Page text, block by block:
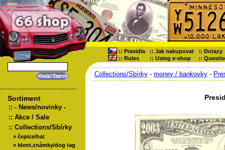
:: Pravidla :: Jak nakupovat :: Dotazy
:: Rules :: Using e-shop ::
Sortiment
:: - News/novinky -
:: Akce / Sale
:: Collections/Sbírky
» čepice/hat
» Ident.známky/dog tag
Collections/Sbírky - money / bankovky -